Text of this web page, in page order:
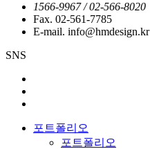
1566-9967 / 02-566-8020
Fax. 02-561-7785
E-mail. info@hmdesign.kr
SNS
포트폴리오
포트폴리오